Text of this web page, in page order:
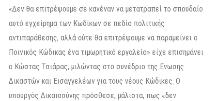
«Δεν θα επιτρέψουμε σε κανέναν να μετατραπεί το σπουδαίο
αυτό εγχείρημα των Κωδίκων σε πεδίο πολιτικής
αντιπαράθεσης, αλλά ούτε θα επιτρέψουμε να παραμείνει ο
Ποινικός Κώδικας ένα τιμωρητικό εργαλείο» είχε επισημάνει
ο Κώστας Τσιάρας, μιλώντας στο συνέδριο της Ενωσης
Δικαστών και Εισαγγελέων για τους νέους Κώδικες. Ο
υπουργός Δικαιοσύνης πρόσθεσε, μάλιστα, πως «δεν